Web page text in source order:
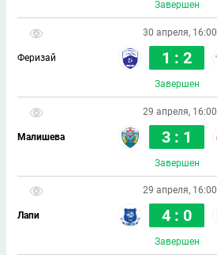
Завершен
30 апреля, 16:00
Феризай 1 : 2
Завершен
29 апреля, 16:00
Малишева 3 : 1
Завершен
29 апреля, 16:00
Лапи 4 : 0
Завершен